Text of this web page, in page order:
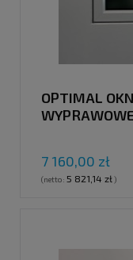
OPTIMAL
WYPRAWOWE
7 160,00 zł
(netto: 5 821,14 zł)